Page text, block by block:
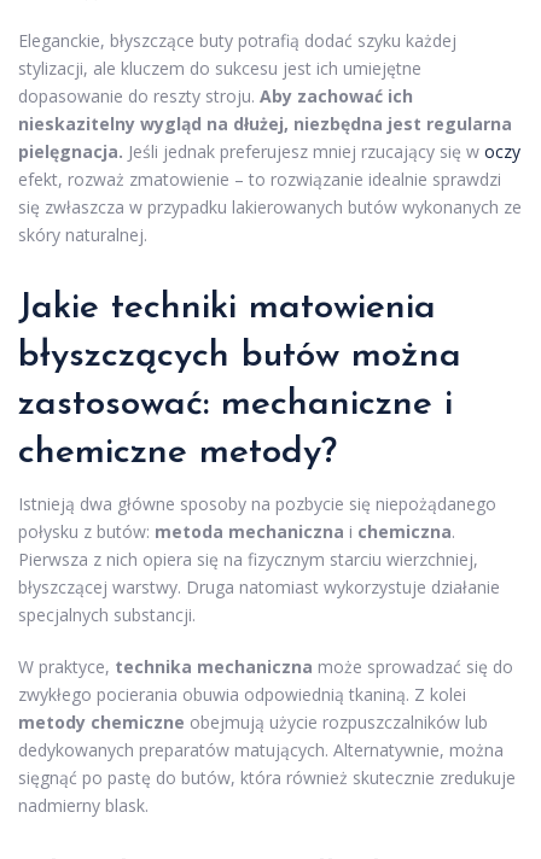
Eleganckie, błyszczące buty potrafią dodać szyku każdej
stylizacji, ale kluczem do sukcesu jest ich umiejętne
dopasowanie do reszty stroju. Aby zachować ich
nieskazitelny wygląd na dłużej, niezbędna jest regularna
pielęgnacja. Jeśli jednak preferujesz mniej rzucający się w oczy
efekt, rozważ zmatowienie – to rozwiązanie idealnie sprawdzi
się zwłaszcza w przypadku lakierowanych butów wykonanych ze
skóry naturalnej.
Jakie techniki matowienia
błyszczących butów można
zastosować: mechaniczne i
chemiczne metody?
Istnieją dwa główne sposoby na pozbycie się niepożądanego
połysku z butów: metoda mechaniczna i chemiczna.
Pierwsza z nich opiera się na fizycznym starciu wierzchniej,
błyszczącej warstwy. Druga natomiast wykorzystuje działanie
specjalnych substancji.
W praktyce, technika mechaniczna może sprowadzać się do
zwykłego pocierania obuwia odpowiednią tkaniną. Z kolei
metody chemiczne obejmują użycie rozpuszczalników lub
dedykowanych preparatów matujących. Alternatywnie, można
sięgnąć po pastę do butów, która również skutecznie zredukuje
nadmierny blask.